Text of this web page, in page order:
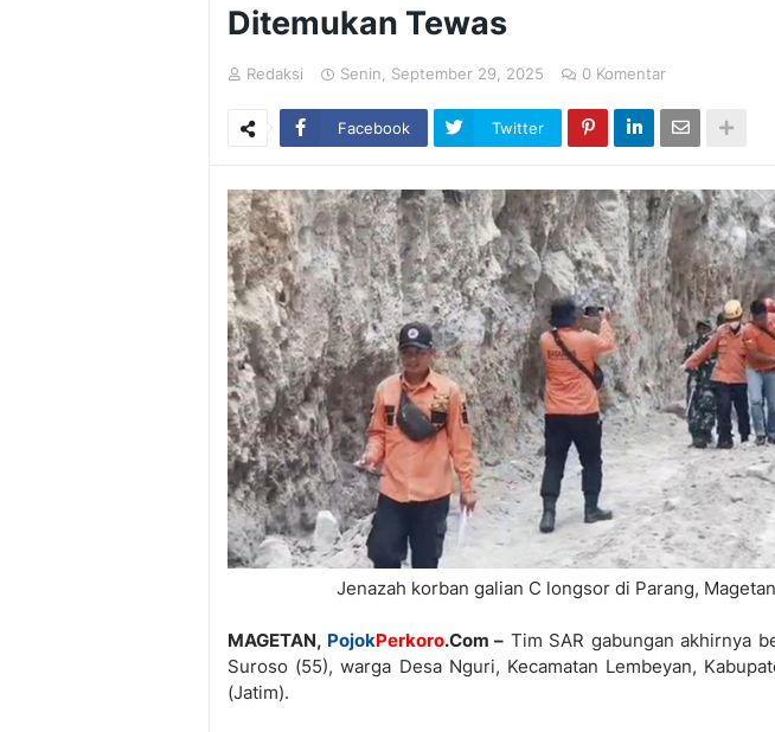
Ditemukan Tewas
Redaksi Senin, September 29, 2025 0 Komentar
Facebook Twitter
Jenazah korban galian C longsor di Parang,
MAGETAN, PojokPerkoro.Com – Tim SAR gabungan akhirnya
Suroso (55), warga Desa Nguri, Kecamatan Lembeyan,
(Jatim).